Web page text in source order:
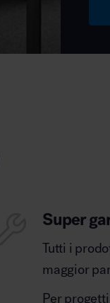
Super
Tutti i
maggior
Per